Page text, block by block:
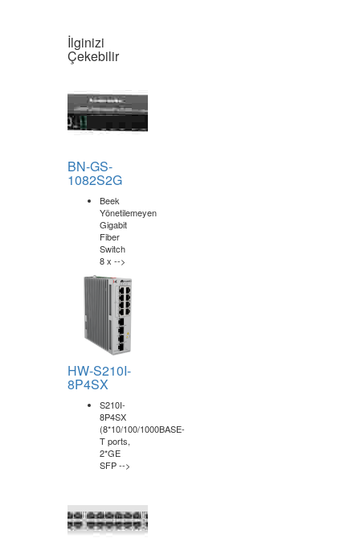
Çekebilir
BN-GS-
1082S2G
Beek
Yönetilemeyen
Gigabit
Switch
8 x -->
HW-S210I-
8P4SX
S210I-
8P4SX
(8*10/100/1000BASE-